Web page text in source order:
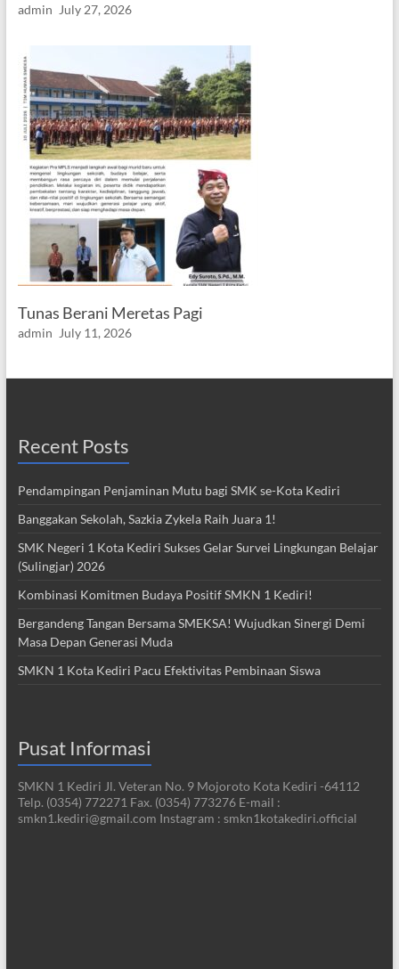
admin July 27, 2026
Tunas Berani Meretas Pagi
admin July 11, 2026
Recent Posts
Pendampingan Penjaminan Mutu bagi SMK se-Kota Kediri
Banggakan Sekolah, Sazkia Zykela Raih Juara 1!
SMK Negeri 1 Kota Kediri Sukses Gelar Survei Lingkungan Belajar
(Sulingjar) 2026
Kombinasi Komitmen Budaya Positif SMKN 1 Kediri!
Bergandeng Tangan Bersama SMEKSA! Wujudkan Sinergi Demi
Masa Depan Generasi Muda
SMKN 1 Kota Kediri Pacu Efektivitas Pembinaan Siswa
Pusat Informasi
SMKN 1 Kediri Jl. Veteran No. 9 Mojoroto Kota Kediri -64112
Telp. (0354) 772271 Fax. (0354) 773276 E-mail :
smkn1.kediri@gmail.com Instagram : smkn1kotakediri.official